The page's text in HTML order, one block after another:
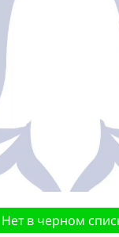
Нет в черном